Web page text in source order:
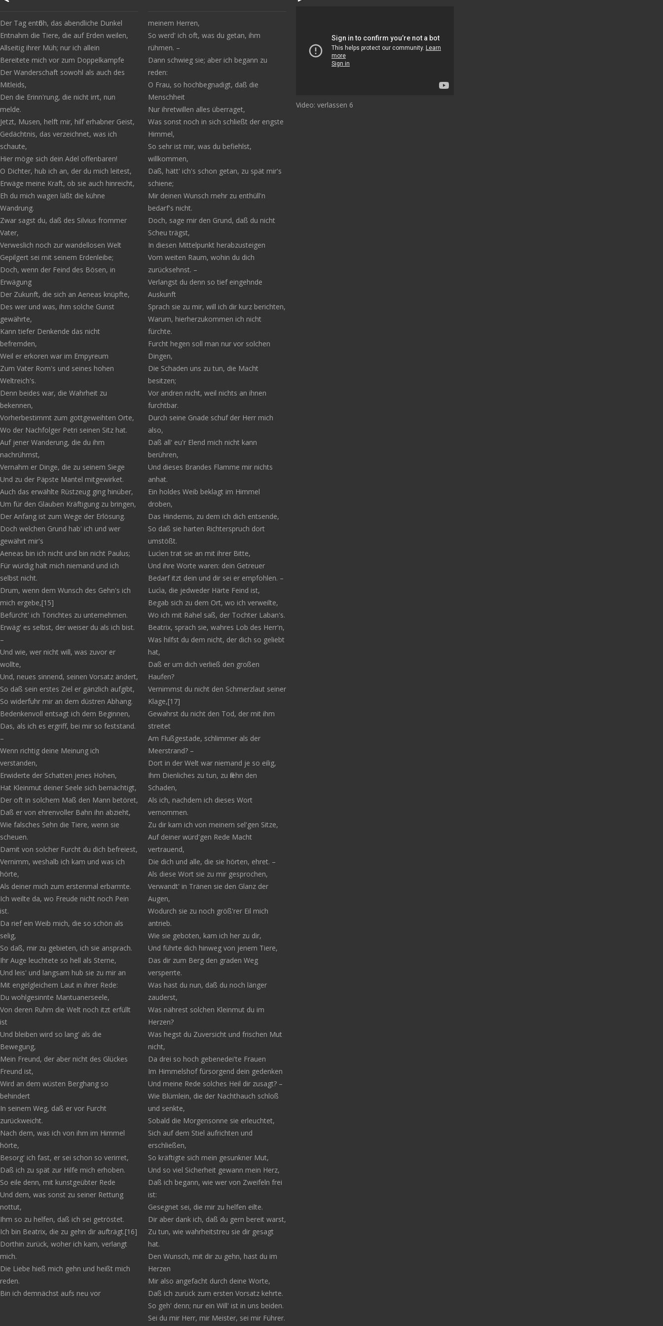
Der Tag entfloh, das abendliche Dunkel
Entnahm die Tiere, die auf Erden weilen,
Allseitig ihrer Müh; nur ich allein
Bereitete mich vor zum Doppelkampfe
Der Wanderschaft sowohl als auch des
Mitleids,
Den die Erinn'rung, die nicht irrt, nun
melde.
Jetzt, Musen, helft mir, hilf erhabner Geist,
Gedächtnis, das verzeichnet, was ich
schaute,
Hier möge sich dein Adel offenbaren!
O Dichter, hub ich an, der du mich leitest,
Erwäge meine Kraft, ob sie auch hinreicht,
Eh du mich wagen läßt die kühne
Wandrung.
Zwar sagst du, daß des Silvius frommer
Vater,
Verweslich noch zur wandellosen Welt
Gepilgert sei mit seinem Erdenleibe;
Doch, wenn der Feind des Bösen, in
Erwägung
Der Zukunft, die sich an Aeneas knüpfte,
Des wer und was, ihm solche Gunst
gewährte,
Kann tiefer Denkende das nicht
befremden,
Weil er erkoren war im Empyreum
Zum Vater Rom's und seines hohen
Weltreich's.
Denn beides war, die Wahrheit zu
bekennen,
Vorherbestimmt zum gottgeweihten Orte,
Wo der Nachfolger Petri seinen Sitz hat.
Auf jener Wanderung, die du ihm
nachrühmst,
Vernahm er Dinge, die zu seinem Siege
Und zu der Päpste Mantel mitgewirket.
Auch das erwählte Rüstzeug ging hinüber,
Um für den Glauben Kräftigung zu bringen,
Der Anfang ist zum Wege der Erlösung.
Doch welchen Grund hab' ich und wer
gewährt mir's
Aeneas bin ich nicht und bin nicht Paulus;
Für würdig hält mich niemand und ich
selbst nicht.
Drum, wenn dem Wunsch des Gehn's ich
mich ergebe,[15]
Befürcht' ich Törichtes zu unternehmen.
Erwäg' es selbst, der weiser du als ich bist.
–
Und wie, wer nicht will, was zuvor er
wollte,
Und, neues sinnend, seinen Vorsatz ändert,
So daß sein erstes Ziel er gänzlich aufgibt,
So widerfuhr mir an dem düstren Abhang.
Bedenkenvoll entsagt ich dem Beginnen,
Das, als ich es ergriff, bei mir so feststand.
–
Wenn richtig deine Meinung ich
verstanden,
Erwiderte der Schatten jenes Hohen,
Hat Kleinmut deiner Seele sich bemächtigt,
Der oft in solchem Maß den Mann betöret,
Daß er von ehrenvoller Bahn ihn abzieht,
Wie falsches Sehn die Tiere, wenn sie
scheuen.
Damit von solcher Furcht du dich befreiest,
Vernimm, weshalb ich kam und was ich
hörte,
Als deiner mich zum erstenmal erbarmte.
Ich weilte da, wo Freude nicht noch Pein
ist.
Da rief ein Weib mich, die so schön als
selig,
So daß, mir zu gebieten, ich sie ansprach.
Ihr Auge leuchtete so hell als Sterne,
Und leis' und langsam hub sie zu mir an
Mit engelgleichem Laut in ihrer Rede:
Du wohlgesinnte Mantuanerseele,
Von deren Ruhm die Welt noch itzt erfüllt
ist
Und bleiben wird so lang' als die
Bewegung,
Mein Freund, der aber nicht des Glückes
Freund ist,
Wird an dem wüsten Berghang so
behindert
In seinem Weg, daß er vor Furcht
zurückweicht.
Nach dem, was ich von ihm im Himmel
hörte,
Besorg' ich fast, er sei schon so verirret,
Daß ich zu spät zur Hilfe mich erhoben.
So eile denn, mit kunstgeübter Rede
Und dem, was sonst zu seiner Rettung
nottut,
Ihm so zu helfen, daß ich sei getröstet.
Ich bin Beatrix, die zu gehn dir aufträgt.[16]
Dorthin zurück, woher ich kam, verlangt
mich.
Die Liebe hieß mich gehn und heißt mich
reden.
Bin ich demnächst aufs neu vor
meinem Herren,
So werd' ich oft, was du getan, ihm
rühmen. –
Dann schwieg sie; aber ich begann zu
reden:
O Frau, so hochbegnadigt, daß die
Menschheit
Nur ihretwillen alles überraget,
Was sonst noch in sich schließt der engste
Himmel,
So sehr ist mir, was du befiehlst,
willkommen,
Daß, hätt' ich's schon getan, zu spät mir's
schiene;
Mir deinen Wunsch mehr zu enthüll'n
bedarf's nicht.
Doch, sage mir den Grund, daß du nicht
Scheu trägst,
In diesen Mittelpunkt herabzusteigen
Vom weiten Raum, wohin du dich
zurücksehnst. –
Verlangst du denn so tief eingehnde
Auskunft
Sprach sie zu mir, will ich dir kurz berichten,
Warum, hierherzukommen ich nicht
fürchte.
Furcht hegen soll man nur vor solchen
Dingen,
Die Schaden uns zu tun, die Macht
besitzen;
Vor andren nicht, weil nichts an ihnen
furchtbar.
Durch seine Gnade schuf der Herr mich
also,
Daß all' eu'r Elend mich nicht kann
berühren,
Und dieses Brandes Flamme mir nichts
anhat.
Ein holdes Weib beklagt im Himmel
droben,
Das Hindernis, zu dem ich dich entsende,
So daß sie harten Richterspruch dort
umstößt.
Lucìen trat sie an mit ihrer Bitte,
Und ihre Worte waren: dein Getreuer
Bedarf itzt dein und dir sei er empfohlen. –
Lucìa, die jedweder Härte Feind ist,
Begab sich zu dem Ort, wo ich verweilte,
Wo ich mit Rahel saß, der Tochter Laban's.
Beatrix, sprach sie, wahres Lob des Herr'n,
Was hilfst du dem nicht, der dich so geliebt
hat,
Daß er um dich verließ den großen
Haufen?
Vernimmst du nicht den Schmerzlaut seiner
Klage,[17]
Gewahrst du nicht den Tod, der mit ihm
streitet
Am Flußgestade, schlimmer als der
Meerstrand? –
Dort in der Welt war niemand je so eilig,
Ihm Dienliches zu tun, zu fliehn den
Schaden,
Als ich, nachdem ich dieses Wort
vernommen.
Zu dir kam ich von meinem sel'gen Sitze,
Auf deiner würd'gen Rede Macht
vertrauend,
Die dich und alle, die sie hörten, ehret. –
Als diese Wort sie zu mir gesprochen,
Verwandt' in Tränen sie den Glanz der
Augen,
Wodurch sie zu noch größ'rer Eil mich
antrieb.
Wie sie geboten, kam ich her zu dir,
Und führte dich hinweg von jenem Tiere,
Das dir zum Berg den graden Weg
versperrte.
Was hast du nun, daß du noch länger
zauderst,
Was nährest solchen Kleinmut du im
Herzen?
Was hegst du Zuversicht und frischen Mut
nicht,
Da drei so hoch gebenedei'te Frauen
Im Himmelshof fürsorgend dein gedenken
Und meine Rede solches Heil dir zusagt? –
Wie Blümlein, die der Nachthauch schloß
und senkte,
Sobald die Morgensonne sie erleuchtet,
Sich auf dem Stiel aufrichten und
erschließen,
So kräftigte sich mein gesunkner Mut,
Und so viel Sicherheit gewann mein Herz,
Daß ich begann, wie wer von Zweifeln frei
ist:
Gesegnet sei, die mir zu helfen eilte.
Dir aber dank ich, daß du gern bereit warst,
Zu tun, wie wahrheitstreu sie dir gesagt
hat.
Den Wunsch, mit dir zu gehn, hast du im
Herzen
Mir also angefacht durch deine Worte,
Daß ich zurück zum ersten Vorsatz kehrte.
So geh' denn; nur ein Will' ist in uns beiden.
Sei du mir Herr, mir Meister, sei mir Führer.
Video: verlassen 6